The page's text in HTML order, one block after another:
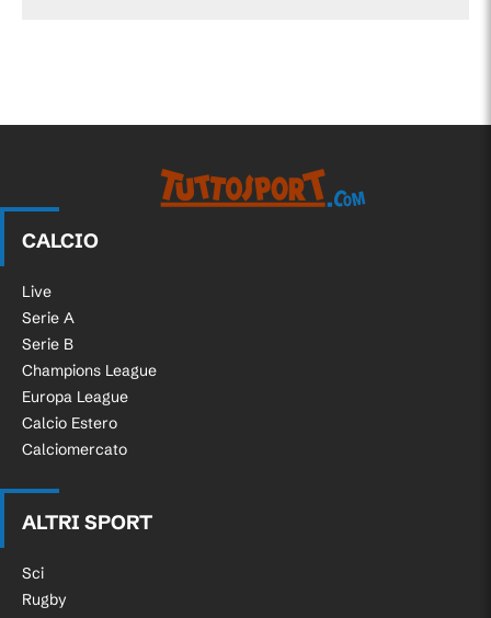
CALCIO
Live
Serie A
Serie B
Champions League
Europa League
Calcio Estero
Calciomercato
ALTRI SPORT
Sci
Rugby